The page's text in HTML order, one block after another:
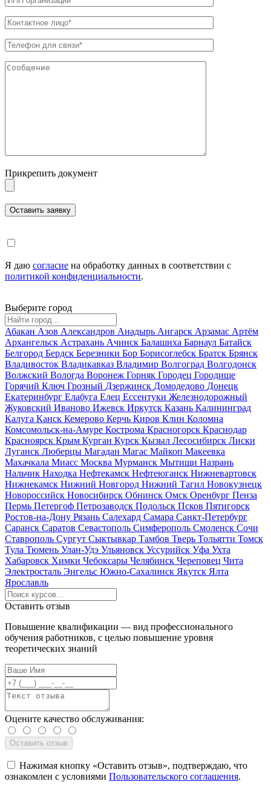
Прикрепить документ
Я даю согласие на обработку данных в соответствии с
политикой конфиденциальности.
Выберите город
Абакан Азов Александров Анадырь Ангарск Арзамас Артём
Архангельск Астрахань Ачинск Балашиха Барнаул Батайск
Белгород Бердск Березники Бор Борисоглебск Братск Брянск
Владивосток Владикавказ Владимир Волгоград Волгодонск
Волжский Вологда Воронеж Горняк Городец Городище
Горячий Ключ Грозный Дзержинск Домодедово Донецк
Екатеринбург Елабуга Елец Ессентуки Железнодорожный
Жуковский Иваново Ижевск Иркутск Казань Калининград
Калуга Канск Кемерово Керчь Киров Клин Коломна
Комсомольск-на-Амуре Кострома Красногорск Краснодар
Красноярск Крым Курган Курск Кызыл Лесосибирск Лиски
Луганск Люберцы Магадан Магас Майкоп Макеевка
Махачкала Миасс Москва Мурманск Мытищи Назрань
Нальчик Находка Нефтекамск Нефтеюганск Нижневартовск
Нижнекамск Нижний Новгород Нижний Тагил Новокузнецк
Новороссийск Новосибирск Обнинск Омск Оренбург Пенза
Пермь Петергоф Петрозаводск Подольск Псков Пятигорск
Ростов-на-Дону Рязань Салехард Самара Санкт-Петербург
Саранск Саратов Севастополь Симферополь Смоленск Сочи
Ставрополь Сургут Сыктывкар Тамбов Тверь Тольятти Томск
Тула Тюмень Улан-Удэ Ульяновск Уссурийск Уфа Ухта
Хабаровск Химки Чебоксары Челябинск Череповец Чита
Электросталь Энгельс Южно-Сахалинск Якутск Ялта
Ярославль
Оставить отзыв
Повышение квалификации — вид профессионального
обучения работников, с целью повышение уровня
теоретических знаний
Оцените качество обслуживания:
Нажимая кнопку «Оставить отзыв», подтверждаю, что
ознакомлен с условиями Пользовательского соглашения.